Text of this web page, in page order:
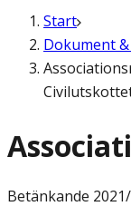
Start
Dokument
Betänkande